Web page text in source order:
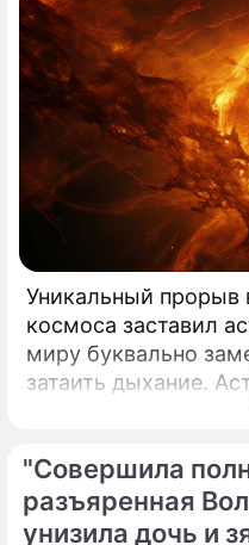
Уникальный прорыв
космоса заставил
миру буквально
затаить дыхание.
совершить
доселе четкостью.
"Совершила
разъяренная
унизила дочь и